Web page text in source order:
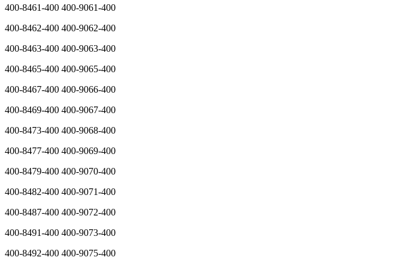
400-8461-400 400-9061-400
400-8462-400 400-9062-400
400-8463-400 400-9063-400
400-8465-400 400-9065-400
400-8467-400 400-9066-400
400-8469-400 400-9067-400
400-8473-400 400-9068-400
400-8477-400 400-9069-400
400-8479-400 400-9070-400
400-8482-400 400-9071-400
400-8487-400 400-9072-400
400-8491-400 400-9073-400
400-8492-400 400-9075-400